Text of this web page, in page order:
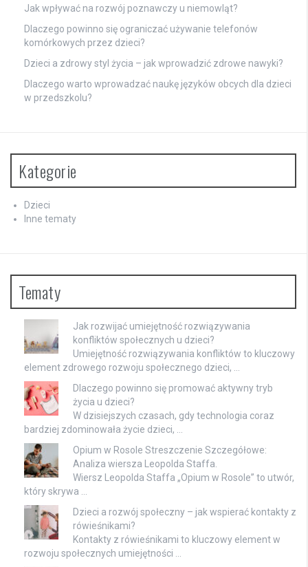
Jak wpływać na rozwój poznawczy u niemowląt?
Dlaczego powinno się ograniczać używanie telefonów
komórkowych przez dzieci?
Dzieci a zdrowy styl życia – jak wprowadzić zdrowe nawyki?
Dlaczego warto wprowadzać naukę języków obcych dla dzieci
w przedszkolu?
Kategorie
Dzieci
Inne tematy
Tematy
Jak rozwijać umiejętność rozwiązywania
konfliktów społecznych u dzieci?
Umiejętność rozwiązywania konfliktów to kluczowy
element zdrowego rozwoju społecznego dzieci, …
Dlaczego powinno się promować aktywny tryb
życia u dzieci?
W dzisiejszych czasach, gdy technologia coraz
bardziej zdominowała życie dzieci, …
Opium w Rosole Streszczenie Szczegółowe:
Analiza wiersza Leopolda Staffa.
Wiersz Leopolda Staffa „Opium w Rosole” to utwór,
który skrywa …
Dzieci a rozwój społeczny – jak wspierać kontakty z
rówieśnikami?
Kontakty z rówieśnikami to kluczowy element w
rozwoju społecznych umiejętności …